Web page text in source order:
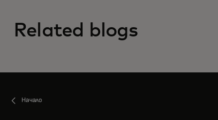
Related blogs
Начало